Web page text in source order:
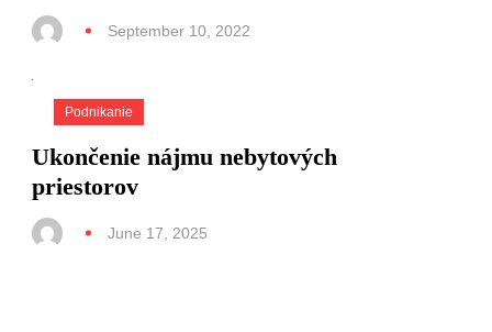
September 10, 2022
Podnikanie
Ukončenie nájmu nebytových
priestorov
June 17, 2025